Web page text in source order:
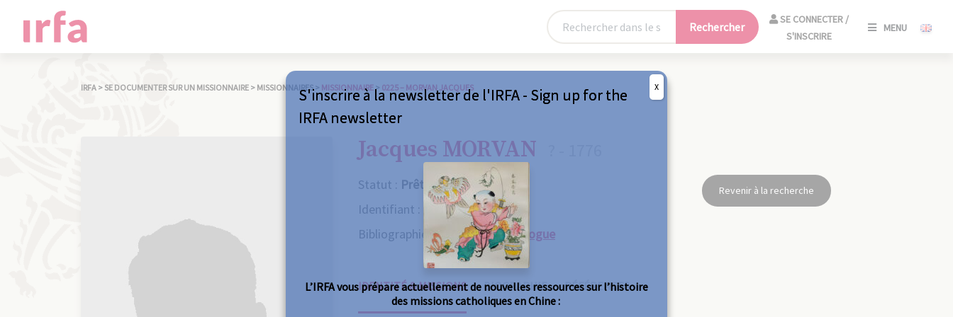
Rechercher
SE CONNECTER /
S'INSCRIRE
MENU
IRFA >SE DOCUMENTER SUR UN MISSIONNAIRE > MISSIONNAIRES > MISSIONNAIRE> 0225 – MORVAN JACQUES
Jacques MORVAN
Statut : Prêtre
Identifiant : 0225
Bibliographie :Consulter le catalogue
Revenir à la recherche
IDENTITÉ & MISSIONS BIOGRAPHIE RÉFÉRENCES
S'inscrire à la newsletter de l'IRFA - Sign up for the
IRFA newsletter
L’IRFA vous prépare actuellement de nouvelles ressources sur l’histoire
des missions catholiques en Chine :
X